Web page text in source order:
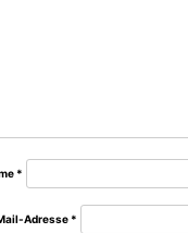
*
Adresse *